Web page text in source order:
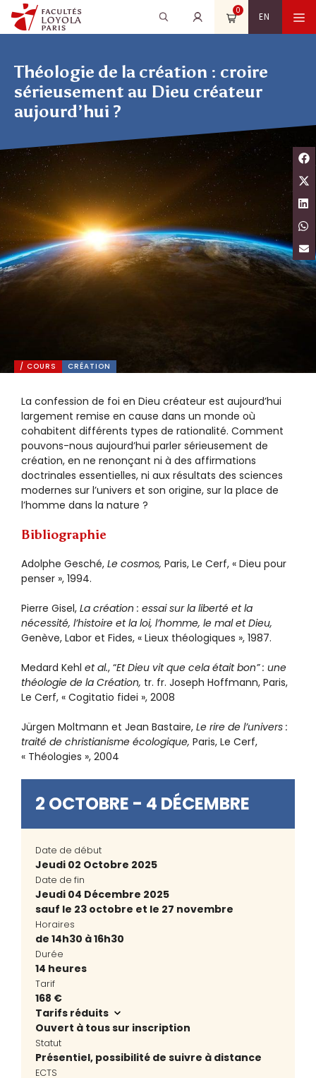
au
contenu
EN
0
Recherche
pour
Rechercher
Théologie de la création : croire
sérieusement au Dieu créateur
aujourd’hui ?
/ COURS CRÉATION
La confession de foi en Dieu créateur est aujourd’hui
largement remise en cause dans un monde où
cohabitent différents types de rationalité. Comment
pouvons-nous aujourd’hui parler sérieusement de
création, en ne renonçant ni à des affirmations
doctrinales essentielles, ni aux résultats des sciences
modernes sur l’univers et son origine, sur la place de
l’homme dans la nature ?
Bibliographie
Adolphe Gesché, Le cosmos, Paris, Le Cerf, « Dieu pour
penser », 1994.
Pierre Gisel, La création : essai sur la liberté et la
nécessité, l’histoire et la loi, l’homme, le mal et Dieu,
Genève, Labor et Fides, « Lieux théologiques », 1987.
Medard Kehl et al., “Et Dieu vit que cela était bon” : une
théologie de la Création, tr. fr. Joseph Hoffmann, Paris,
Le Cerf, « Cogitatio fidei », 2008
Jürgen Moltmann et Jean Bastaire, Le rire de l’univers :
traité de christianisme écologique, Paris, Le Cerf,
« Théologies », 2004
2 OCTOBRE - 4 DÉCEMBRE
Date de début
Jeudi 02 Octobre 2025
Date de fin
Jeudi 04 Décembre 2025
sauf le 23 octobre et le 27 novembre
Horaires
de 14h30 à 16h30
Durée
14 heures
Tarif
168 €
Tarifs réduits
Ouvert à tous sur inscription
Statut
Présentiel, possibilité de suivre à distance
ECTS